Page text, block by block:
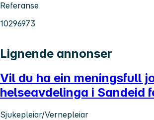
Referanse
10296973
Lignende annonser
Vil du ha ein meningsfull
helseavdelinga i Sandeid
Sjukepleiar/Vernepleiar